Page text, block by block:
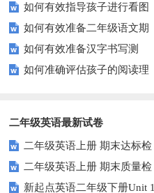
孩子的连词成句能力？
如何有效指导孩子进行看图
写话？
如何有效准备二年级语文期
末考试？这里有份模拟试题等你
来挑战！
如何有效准备汉字书写测
试？这里有你需要知道的一切
如何准确评估孩子的阅读理
二年级英语最新试卷
二年级英语上册 期末达标检
测卷 (2)（人教版一起点）
二年级英语上册 期末质量检
测卷 (2)（人教版一起点）
新起点英语二年级下册Unit 1